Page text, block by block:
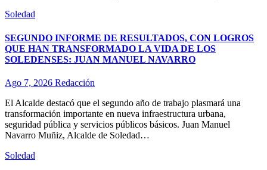
Soledad
SEGUNDO INFORME DE RESULTADOS, CON LOGROS
QUE HAN TRANSFORMADO LA VIDA DE LOS
SOLEDENSES: JUAN MANUEL NAVARRO
Ago 7, 2026 Redacción
El Alcalde destacó que el segundo año de trabajo plasmará una
transformación importante en nueva infraestructura urbana,
seguridad pública y servicios públicos básicos. Juan Manuel
Navarro Muñiz, Alcalde de Soledad…
Soledad